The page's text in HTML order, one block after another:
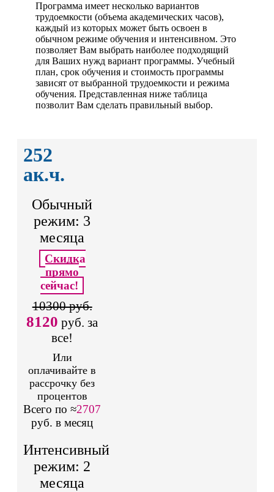
Программа имеет несколько вариантов
трудоемкости (объема академических часов),
каждый из которых может быть освоен в
обычном режиме обучения и интенсивном. Это
позволяет Вам выбрать наиболее подходящий
для Ваших нужд вариант программы. Учебный
план, срок обучения и стоимость программы
зависят от выбранной трудоемкости и режима
обучения. Представленная ниже таблица
позволит Вам сделать правильный выбор.
252
ак.ч.
Обычный
режим: 3
месяца
Скидка
прямо
сейчас!
10300 руб.
8120 руб. за
все!
Или
оплачивайте в
рассрочку без
процентов
Всего по ≈2707
руб. в месяц
Интенсивный
режим: 2
месяца